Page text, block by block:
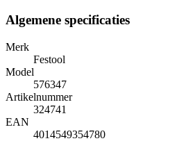
Algemene specificaties
Merk
Festool
Model
576347
Artikelnummer
324741
EAN
4014549354780